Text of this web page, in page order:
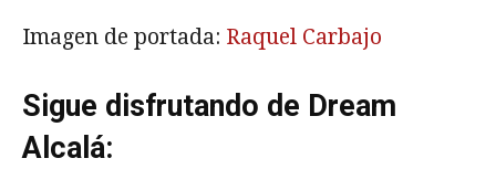
Imagen de portada: Raquel Carbajo
Sigue disfrutando de Dream
Alcalá: